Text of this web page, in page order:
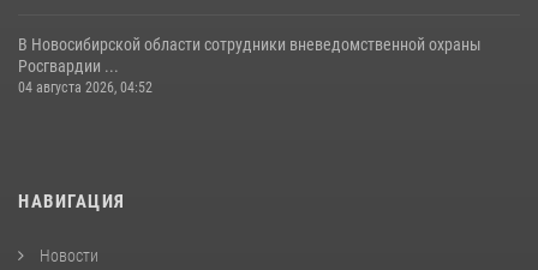
В Новосибирской области сотрудники вневедомственной охраны
Росгвардии ...
04 августа 2026, 04:52
НАВИГАЦИЯ
Новости